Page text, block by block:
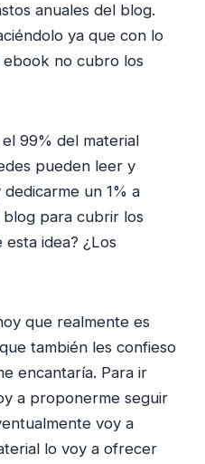
anuales del blog.
ya que con lo
ebook no cubro los
99% del material
pueden leer y
un 1% a
para cubrir los
esta idea? ¿Los
que realmente es
también les confieso
encantaría. Para ir
a proponerme seguir
voy a
lo voy a ofrecer